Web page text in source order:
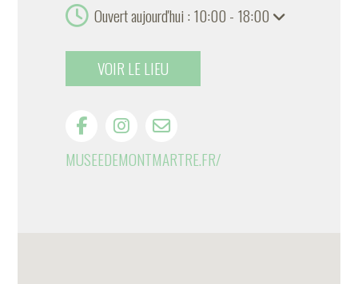
Ouvert aujourd'hui : 10:00 - 18:00
VOIR LE LIEU
MUSEEDEMONTMARTRE.FR/